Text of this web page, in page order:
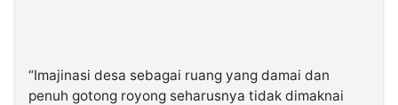
“Imajinasi desa sebagai ruang yang damai dan
penuh gotong royong seharusnya tidak dimaknai